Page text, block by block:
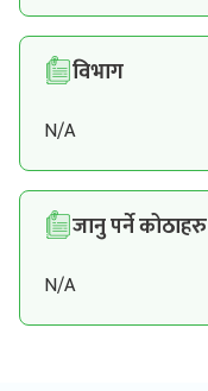
विभाग
N/A
जानु पर्ने कोठाहरु
N/A